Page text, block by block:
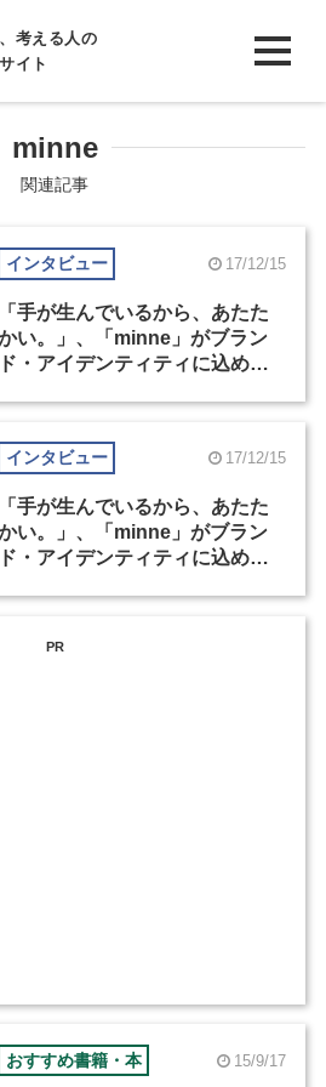
考える人の
イト
minne
関連記事
インタビュー 17/12/15
「手が生んでいるから、あたた
い。」、「minne」がブラン
ド・アイデンティティに込めた
インタビュー 17/12/15
「手が生んでいるから、あたた
い。」、「minne」がブラン
ド・アイデンティティに込めた
PR
おすすめ書籍・本 15/9/17